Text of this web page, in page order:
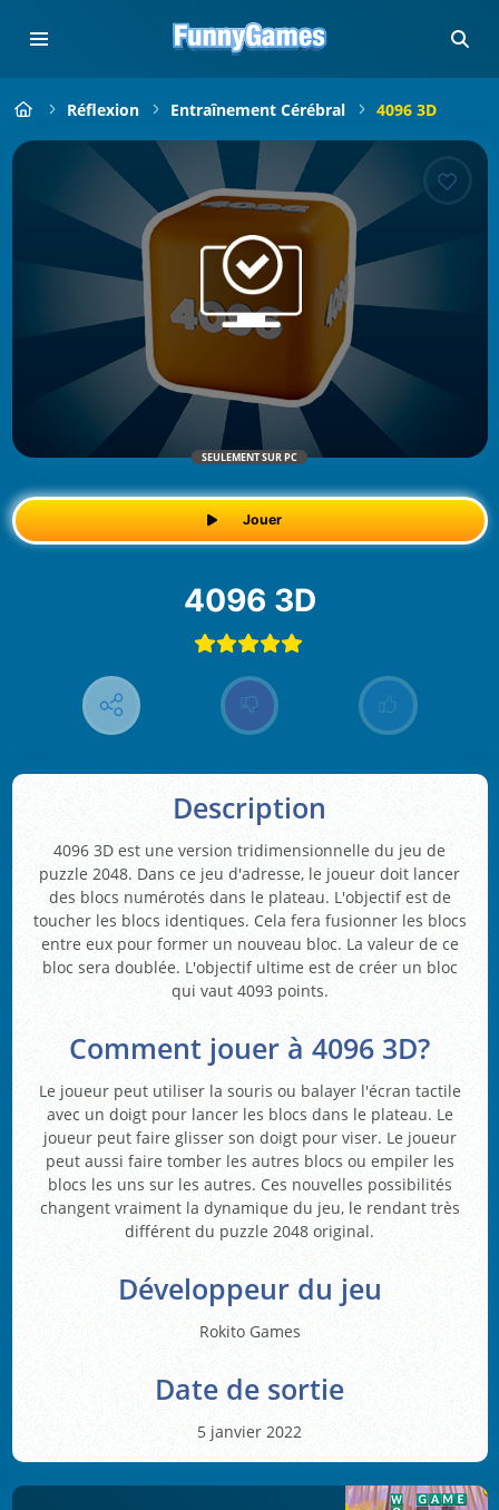
Réflexion Entraînement Cérébral 4096 3D
SEULEMENT SUR PC
Jouer
4096 3D
Description
4096 3D est une version tridimensionnelle du jeu de
puzzle 2048. Dans ce jeu d'adresse, le joueur doit lancer
des blocs numérotés dans le plateau. L'objectif est de
toucher les blocs identiques. Cela fera fusionner les blocs
entre eux pour former un nouveau bloc. La valeur de ce
bloc sera doublée. L'objectif ultime est de créer un bloc
qui vaut 4093 points.
Comment jouer à 4096 3D?
Le joueur peut utiliser la souris ou balayer l'écran tactile
avec un doigt pour lancer les blocs dans le plateau. Le
joueur peut faire glisser son doigt pour viser. Le joueur
peut aussi faire tomber les autres blocs ou empiler les
blocs les uns sur les autres. Ces nouvelles possibilités
changent vraiment la dynamique du jeu, le rendant très
différent du puzzle 2048 original.
Développeur du jeu
Rokito Games
Date de sortie
5 janvier 2022